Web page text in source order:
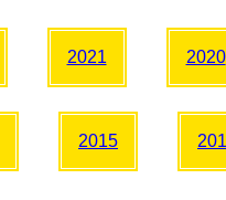
2021 2020
2015